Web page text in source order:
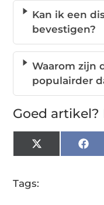
Kan ik een
bevestigen?
Waarom zijn
populairder
Goed artikel?
X
(Twitter)
Tags: